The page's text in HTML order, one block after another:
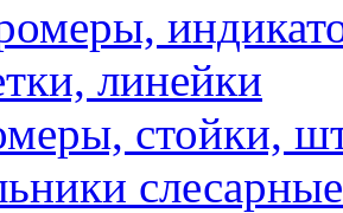
линейки
стойки,
слесарные